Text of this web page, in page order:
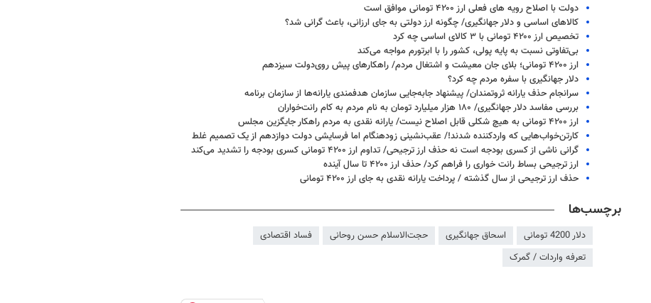
دولت با اصلاح رویه های فعلی ارز ۴۲۰۰ تومانی موافق است
کالاهای اساسی و دلار جهانگیری/ چگونه ارز دولتی به جای ارزانی، باعث گرانی شد؟
تخصیص ارز ۴۲۰۰ تومانی با ۳ کالای اساسی چه کرد
بی‌تفاوتی نسبت به پایه پولی، کشور را با ابرتورم مواجه می‌کند
ارز ۴۲۰۰ تومانی؛ بلای جان معیشت و اشتغال مردم/ راهکارهای پیش روی‌دولت سیزدهم
دلار جهانگیری با سفره مردم چه کرد؟
سرانجام حذف یارانه ثروتمندان/ پیشنهاد جابه‌جایی سازمان هدفمندی یارانه‌ها از سازمان برنامه‌
بررسی مفاسد دلار جهانگیری/ ۱۸۰ هزار میلیارد تومان به نام مردم به کام رانت‌خواران
ارز ۴۲۰۰ تومانی به هیچ شکلی قابل اصلاح نیست/ یارانه نقدی به مردم راهکار جایگزین مجلس
کارتن‌خواب‌هایی که واردکننده شدند!/ عقب‌نشینی زودهنگام اما فرسایشی دولت دوازدهم از یک تصمیم غلط
گرانی ناشی از کسری بودجه است نه حذف ارز ترجیحی/ تداوم ارز ۴۲۰۰ تومانی کسری بودجه را تشدید می‌کند
ارز ترجیحی بساط رانت خواری را فراهم کرد/ حذف ارز ۴۲۰۰ تا سال آینده
حذف ارز ترجیحی از سال گذشته / پرداخت یارانه نقدی به جای ارز ۴۲۰۰ تومانی
برچسب‌ها
دلار 4200 تومانی اسحاق جهانگیری حجت‌الاسلام حسن روحانی
فساد اقتصادی
تعرفه واردات / گمرک